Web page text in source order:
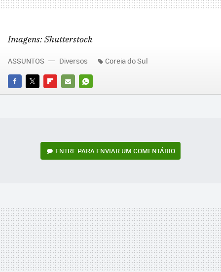
Imagens: Shutterstock
FACEBOOK
TWITTERFLIPBOARD
E-
WHATSAPP
ASSUNTOS Diversos Coreia do Sul
ENTRE PARA ENVIAR UM COMENTÁRIO